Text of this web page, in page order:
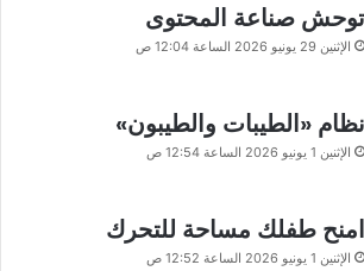
توحش صناعة المحتوى
الإثنين 29 يونيو 2026 الساعة 12:04 ص
نظام «الطيبات والطيبون»
الإثنين 1 يونيو 2026 الساعة 12:54 ص
امنح طفلك مساحة للتحرك
الإثنين 1 يونيو 2026 الساعة 12:52 ص